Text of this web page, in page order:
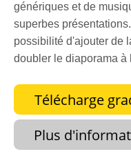
génériques et de
superbes
possibilité d'ajouter de
doubler le diaporama à